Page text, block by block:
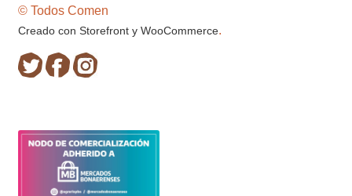
© Todos Comen
Creado con Storefront y WooCommerce.